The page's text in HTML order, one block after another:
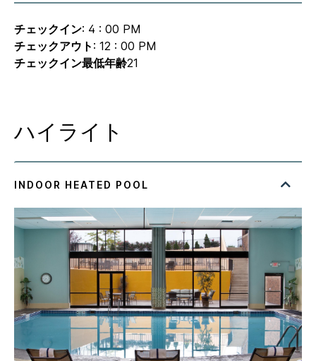
チェックイン: 4 : 00 PM
チェックアウト : 12 : 00 PM
チェックイン最低年齢21
ハイライト